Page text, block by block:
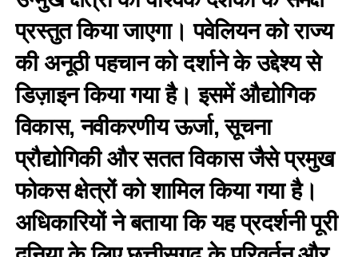
प्रस्तुत किया जाएगा। पवेलियन को राज्य
की अनूठी पहचान को दर्शाने के उद्देश्य से
डिज़ाइन किया गया है। इसमें औद्योगिक
विकास, नवीकरणीय ऊर्जा, सूचना
प्रौद्योगिकी और सतत विकास जैसे प्रमुख
फोकस क्षेत्रों को शामिल किया गया है।
अधिकारियों ने बताया कि यह प्रदर्शनी पूरी